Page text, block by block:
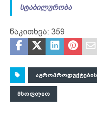
სტაბილურობა
წაკითხვა: 359
ᲛᲡᲝᲤᲚᲘᲝ